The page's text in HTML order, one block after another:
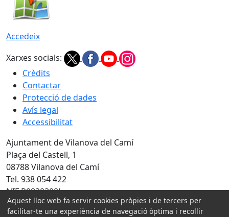
Accedeix
Xarxes socials:
Crèdits
Contactar
Protecció de dades
Avís legal
Accessibilitat
Ajuntament de Vilanova del Camí
Plaça del Castell, 1
08788 Vilanova del Camí
Tel. 938 054 422
NIF P0830300J
Amb la col·laboració de:
Aquest lloc web fa servir cookies pròpies i de tercers per
facilitar-te una experiència de navegació òptima i recollir